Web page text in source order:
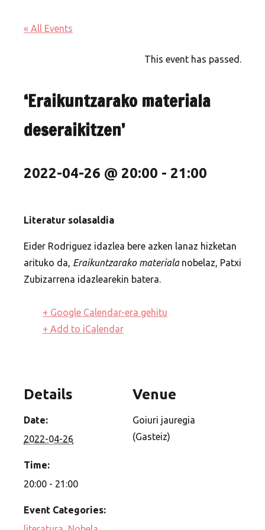
« All Events
This event has passed.
‘Eraikuntzarako materiala
deseraikitzen’
2022-04-26 @ 20:00 - 21:00
Literatur solasaldia
Eider Rodriguez idazlea bere azken lanaz hizketan
arituko da, Eraikuntzarako materialanobelaz, Patxi
Zubizarrena idazlearekin batera.
+ Google Calendar-era gehitu
+ Add to iCalendar
Details
Date:
2022-04-26
Time:
20:00 - 21:00
Event Categories:
Venue
Goiuri jauregia
(Gasteiz)